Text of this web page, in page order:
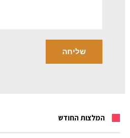
המלצות החודש